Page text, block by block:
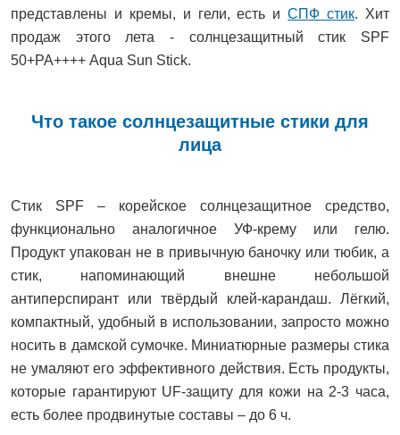
представлены и кремы, и гели, есть иСПФ стик. Хит
продаж этого лета - солнцезащитный стик SPF
50+РА++++ Aqua Sun Stick.
Что такое солнцезащитные стики для
лица
Стик SPF – корейское солнцезащитное средство,
функционально аналогичное УФ-крему или гелю.
Продукт упакован не в привычную баночку или тюбик, а
стик, напоминающий внешне небольшой
антиперспирант или твёрдый клей-карандаш. Лёгкий,
компактный, удобный в использовании, запросто можно
носить в дамской сумочке. Миниатюрные размеры стика
не умаляют его эффективного действия. Есть продукты,
которые гарантируют UF-защиту для кожи на 2-3 часа,
есть более продвинутые составы – до 6 ч.